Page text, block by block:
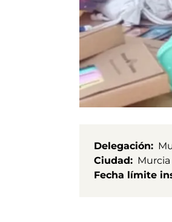
Delegación
Ciudad
Murcia
Fecha límite